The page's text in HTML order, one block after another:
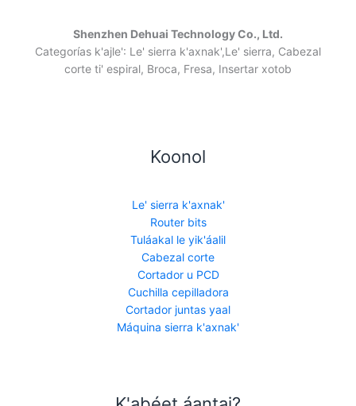
Shenzhen Dehuai Technology Co., Ltd.
Categorías k'ajle': Le' sierra k'axnak',Le' sierra, Cabezal
corte ti' espiral, Broca, Fresa, Insertar xotob
Koonol
Le' sierra k'axnak'
Router bits
Tuláakal le yik'áalil
Cabezal corte
Cortador u PCD
Cuchilla cepilladora
Cortador juntas yaal
Máquina sierra k'axnak'